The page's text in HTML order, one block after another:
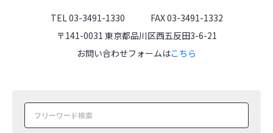
TEL 03-3491-1330 FAX 03-3491-1332
〒141-0031 東京都品川区西五反田3-6-21
お問い合わせフォームはこちら